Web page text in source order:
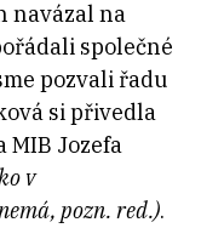
navázal na
společné
pozvali řadu
si přivedla
Jozefa
v
pozn. red.).